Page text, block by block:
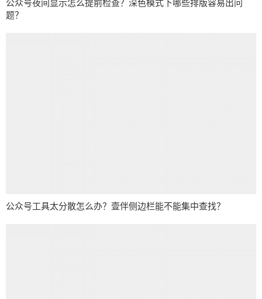
公众号夜间显示怎么提前检查？深色模式下哪些排版容易出问
题？
公众号工具太分散怎么办？壹伴侧边栏能不能集中查找？